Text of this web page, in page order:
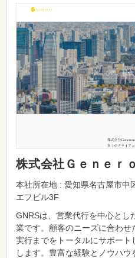
株式会社Ｇｅｎｅｒ
本社所在地 : 愛知県名古屋市中
エフビル3F
GNRSは、営業代行を中心とし
業です。顧客のニーズに合わ
実行までをトータルにサポー
します。豊富な経験とノウハ